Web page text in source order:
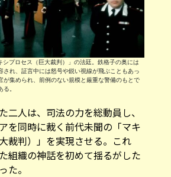
プロセス（巨大裁判）」の法廷。鉄格子の奥には
され、証言中には怒号や鋭い視線が飛ぶこともあっ
が集められ、前例のない規模と厳重な警備のもとで
。
二人は、司法の力を総動員し、
を同時に裁く前代未聞の「マキ
裁判）」を実現させる。これ
組織の神話を初めて揺るがした
た。